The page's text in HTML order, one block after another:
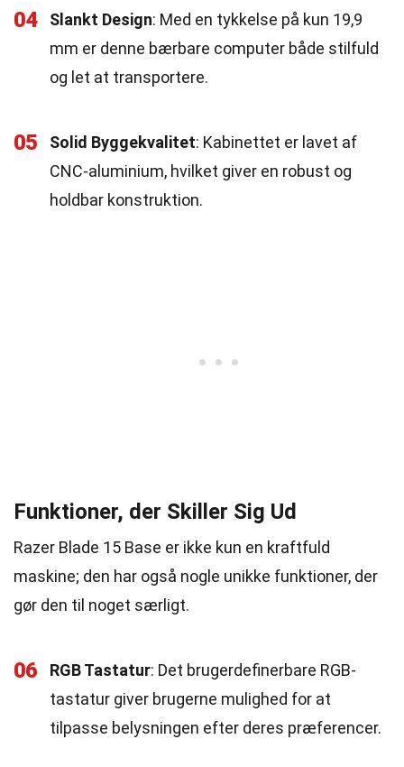
04 Slankt Design: Med en tykkelse på kun 19,9
mm er denne bærbare computer både stilfuld
og let at transportere.
05 Solid Byggekvalitet: Kabinettet er lavet af
CNC-aluminium, hvilket giver en robust og
holdbar konstruktion.
Funktioner, der Skiller Sig Ud
Razer Blade 15 Base er ikke kun en kraftfuld
maskine; den har også nogle unikke funktioner, der
gør den til noget særligt.
06 RGB Tastatur: Det brugerdefinerbare RGB-
tastatur giver brugerne mulighed for at
tilpasse belysningen efter deres præferencer.